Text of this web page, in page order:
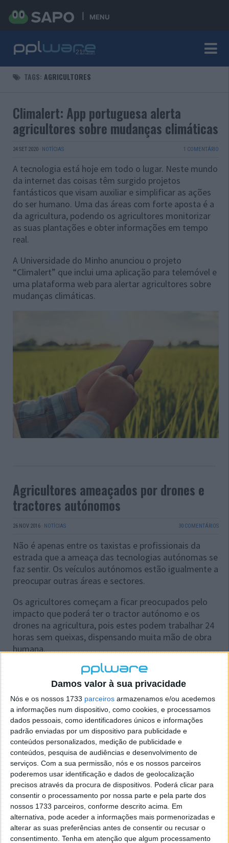
Damos valor à sua privacidade
Nós e os nossos 1733 parceiros armazenamos e/ou acedemos
a informações num dispositivo, como cookies, e processamos
dados pessoais, como identificadores únicos e informações
padrão enviadas por um dispositivo para publicidade e
conteúdos personalizados, medição de publicidade e
conteúdos, pesquisa de audiências e desenvolvimento de
serviços. Com a sua permissão, nós e os nossos parceiros
poderemos usar identificação e dados de geolocalização
precisos através da procura de dispositivos. Poderá clicar para
consentir o processamento por nossa parte e pela parte dos
nossos 1733 parceiros, conforme descrito acima. Em
alternativa, pode aceder a informações mais pormenorizadas e
alterar as suas preferências antes de consentir ou recusar o
consentimento. Tenha em atenção que algum processamento
MENU
TAGS: AGRICULTORES
Climalert: App portuguesa alerta
agricultores sobre mudanças climáticas
24 SET 2020 · NOTÍCIAS 1 COMENTÁRIO
A tecnologia está hoje em todo o lugar. Neste mundo
da internet das coisas têm surgido projetos
fantásticos que visam auxiliar e simplificar as ações
do ser humano. Uma das áreas com forte aposta é a
da agricultura, podendo os agricultores monitorizar
as suas plantações e obter informações em tempo
real.
A Universidade do Minho anunciou o projeto
“Climalert” que inclui uma aplicação para telemóvel e
uma plataforma web para alertar agricultores sobre
mudanças climáticas.
Agricultores ameaçados por drones e
tractores autónomos
26 NOV 2016 · NOTÍCIAS 30 COMENTÁRIOS
Não é apenas entre os taxistas e profissionais da
estrada que a ameaça das tecnologias autónomas se
faz sentir. Os veículos autónomos estão igualmente a
preocupar outras áreas e sectores.
Os agricultores começam a ficar preocupados pelo
impacto que poderá ter o tractor autónomo e os
drones na agricultura, pois estes podem trabalhar 24
horas sem queixas, dispensando muita mão de obra
humana.